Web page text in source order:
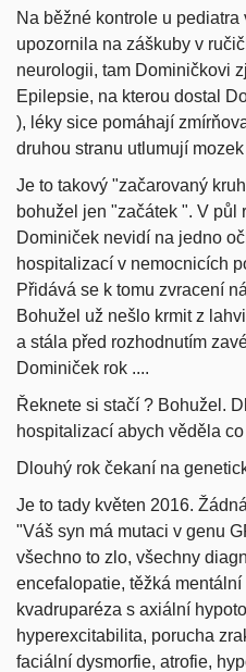
Na běžné kontrole u
upozornila na záškuby v
neurologii, tam Dominičkovi
Epilepsie, na kterou dostal
), léky sice pomáhají
druhou stranu utlumují
Je to takový "začarovaný
bohužel jen "začátek ". V půl
Dominiček nevidí na jedno
hospitalizací v nemocnicích
Přidává se k tomu zvracení
Bohužel už nešlo krmit z
a stála před rozhodnutím
Dominiček rok ....
Řeknete si stačí ? Bohužel.
hospitalizací abych věděla
Dlouhý rok čekaní na
Je to tady květen 2016.
"Váš syn má mutaci v genu
všechno to zlo, všechny
encefalopatie, těžká
kvadruparéza s axiální
hyperexcitabilita, porucha
faciální dysmorfie, atrofie,